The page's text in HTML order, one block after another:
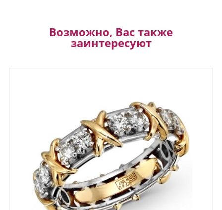
Возможно, Вас также
заинтересуют